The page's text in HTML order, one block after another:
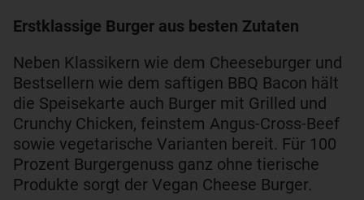
Erstklassige Burger aus besten Zutaten
Neben Klassikern wie dem Cheeseburger und
Bestsellern wie dem saftigen BBQ Bacon hält
die Speisekarte auch Burger mit Grilled und
Crunchy Chicken, feinstem Angus-Cross-Beef
sowie vegetarische Varianten bereit. Für 100
Prozent Burgergenuss ganz ohne tierische
Produkte sorgt der Vegan Cheese Burger.